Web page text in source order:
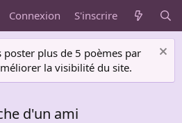
Connexion S'inscrire
poster plus de 5 poèmes par
la visibilité du site.
d'un ami